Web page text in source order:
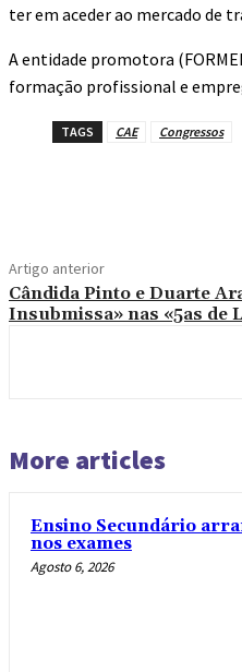
ter em aceder ao mercado de
A entidade promotora
formação profissional e
TAGS CAE Congressos
Artigo anterior
Cândida Pinto e Duarte
Insubmissa» nas «5as de
More articles
Ensino Secundário
nos exames
Agosto 6, 2026